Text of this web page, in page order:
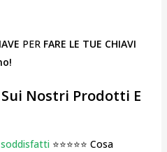
PERFARE LE TUE CHIAVI
Nostri Prodotti E
⭐⭐⭐⭐⭐ Cosa